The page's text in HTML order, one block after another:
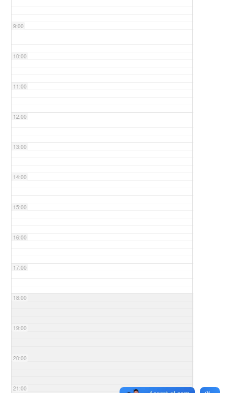
9:00
10:00
11:00
12:00
13:00
14:00
15:00
16:00
17:00
18:00
19:00
20:00
21:00